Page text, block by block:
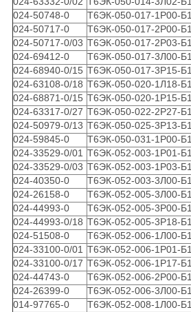
024-50748-0
Т6ЭК-050-017-1Р00-Б1
024-50717-0
Т6ЭК-050-017-2Р00-Б1
024-50717-0/03 Т6ЭК-050-017-2Р03-Б1
024-69412-0
Т6ЭК-050-017-3Л00-Б1
024-68940-0/15 Т6ЭК-050-017-3Р15-Б1
024-63108-0/18 Т6ЭК-050-020-1Л18-Б1
024-68871-0/15 Т6ЭК-050-020-1Р15-Б1
024-63317-0/27 Т6ЭК-050-022-2Р27-Б1
024-50979-0/13 Т6ЭК-050-025-3Р13-Б1
024-59845-0
Т6ЭК-050-031-1Р00-Б1
024-33529-0/01 Т6ЭК-052-003-1Р01-Б1
024-33529-0/03 Т6ЭК-052-003-1Р03-Б1
024-40350-0
Т6ЭК-052-003-3Л00-Б1
024-26158-0
Т6ЭК-052-005-3Л00-Б1
024-44993-0
Т6ЭК-052-005-3Р00-Б1
024-44993-0/18 Т6ЭК-052-005-3Р18-Б1
024-51508-0
Т6ЭК-052-006-1Л00-Б1
024-33100-0/01 Т6ЭК-052-006-1Р01-Б1
024-33100-0/17 Т6ЭК-052-006-1Р17-Б1
024-44743-0
Т6ЭК-052-006-2Р00-Б1
024-26399-0
Т6ЭК-052-006-3Л00-Б1
014-97765-0
Т6ЭК-052-008-1Л00-Б1